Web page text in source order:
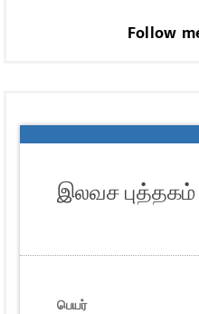
Follow
இலவச புத்தகம்
பெயர்